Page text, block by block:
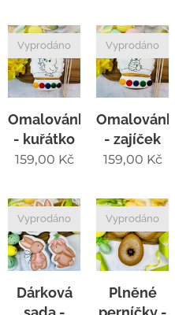
Omalovánka
- kuřátko
Vyprodáno
159,00 Kč
Omalovánka
- zajíček
Vyprodáno
159,00 Kč
Dárková
Vyprodáno
Plněné
Vyprodáno